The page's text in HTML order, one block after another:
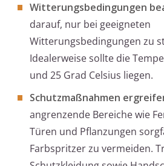
Witterungsbedingungen
darauf, nur bei geeigneten
Witterungsbedingungen zu
Idealerweise sollte die
und 25 Grad Celsius liegen.
Schutzmaßnahmen
angrenzende Bereiche wie
Türen und Pflanzungen
Farbspritzer zu vermeiden.